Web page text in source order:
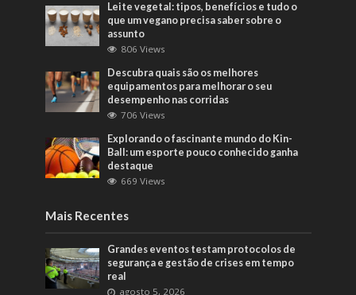
Leite vegetal: tipos, benefícios e tudo o
que um vegano precisa saber sobre o
assunto
806 Views
Descubra quais são os melhores
equipamentos para melhorar o seu
desempenho nas corridas
706 Views
Explorando o fascinante mundo do Kin-
Ball: um esporte pouco conhecido ganha
destaque
669 Views
Mais Recentes
Grandes eventos testam protocolos de
segurança e gestão de crises em tempo
real
agosto 5, 2026